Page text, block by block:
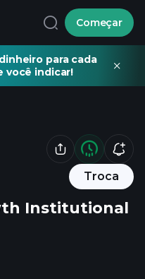
Começar
para cada
você indicar!
Troca
Institutional